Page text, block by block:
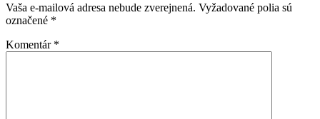
Vaša e-mailová adresa nebude zverejnená. Vyžadované polia sú
označené *
Komentár *